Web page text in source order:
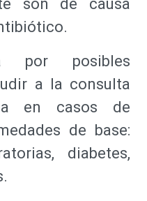
son de causa
por posibles
a la consulta
en casos de
de base:
diabetes,